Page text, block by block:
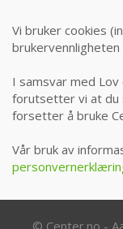
Vi bruker cookies
I samsvar med Lov
forutsetter vi at du
forsetter å bruke
Vår bruk av
© Center.no -